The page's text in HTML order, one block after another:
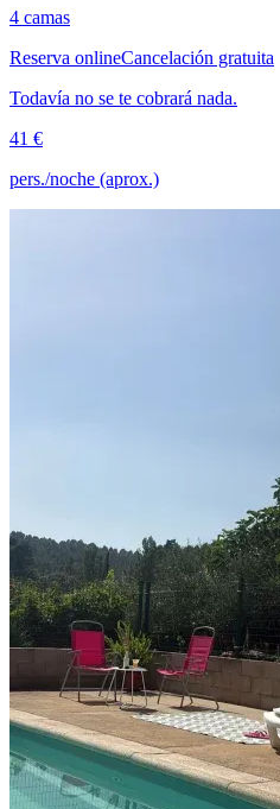
4 camas
Reserva onlineCancelación gratuita
Todavía no se te cobrará nada.
41 €
pers./noche (aprox.)